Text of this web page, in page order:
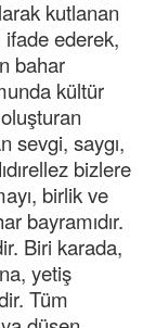
kutlanan
ifade ederek,
bahar
kültür
sevgi, saygı,
bizlere
birlik ve
bayramıdır.
Biri karada,
yetiş
Tüm